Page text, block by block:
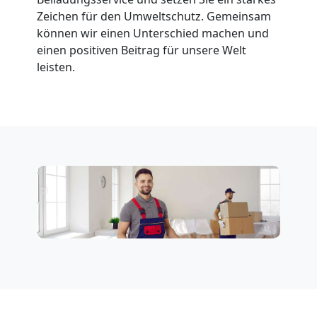
Zeichen für den Umweltschutz. Gemeinsam
können wir einen Unterschied machen und
einen positiven Beitrag für unsere Welt
leisten.
Fernumzug
Wolfsberg
Büroumzug
Wolfsberg